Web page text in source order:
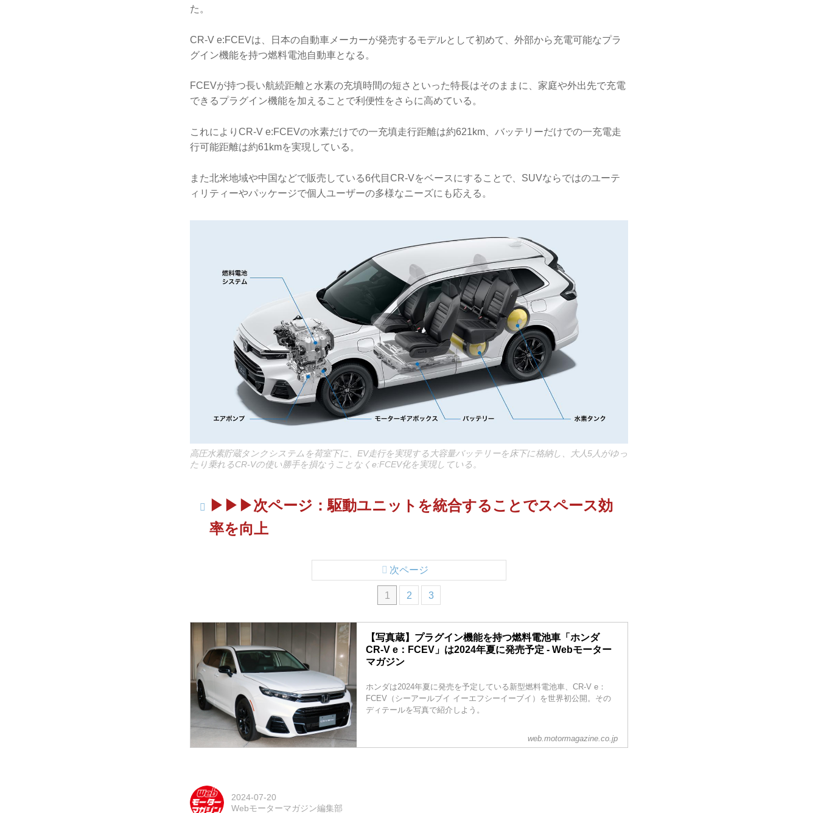
た。
CR-V e:FCEVは、日本の自動車メーカーが発売するモデルとして初めて、外部から充電可能なプラ
グイン機能を持つ燃料電池自動車となる。
FCEVが持つ長い航続距離と水素の充填時間の短さといった特長はそのままに、家庭や外出先で充電
できるプラグイン機能を加えることで利便性をさらに高めている。
これによりCR-V e:FCEVの水素だけでの一充填走行距離は約621km、バッテリーだけでの一充電走
行可能距離は約61kmを実現している。
また北米地域や中国などで販売している6代目CR-Vをベースにすることで、SUVならではのユーテ
ィリティーやパッケージで個人ユーザーの多様なニーズにも応える。
高圧水素貯蔵タンクシステムを荷室下に、EV走行を実現する大容量バッテリーを床下に格納し、大人5人がゆっ
たり乗れるCR-Vの使い勝手を損なうことなくe:FCEV化を実現している。
▶▶▶次ページ：駆動ユニットを統合することでスペース効
率を向上
1 2 3
次ページ
【写真蔵】プラグイン機能を持つ燃料電池車「ホンダ
CR-V e：FCEV」は2024年夏に発売予定 - Webモーター
マガジン
ホンダは2024年夏に発売を予定している新型燃料電池車、CR-V e：
FCEV（シーアールブイ イーエフシーイーブイ）を世界初公開。その
ディテールを写真で紹介しよう。
web.motormagazine.co.jp
2024-07-20
Webモーターマガジン編集部